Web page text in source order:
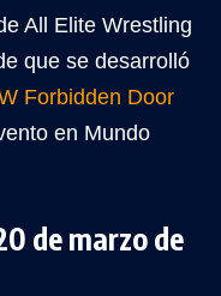
All Elite Wrestling
que se desarrolló
Forbidden Door
en Mundo
de marzo de